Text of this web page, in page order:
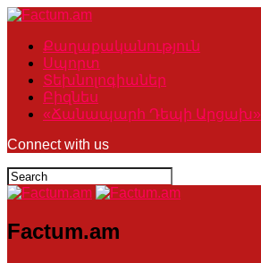
Քաղաքականություն
Սպորտ
Տեխնոլոգիաներ
Բիզնես
«Ճանապարհ Դեպի Արցախ»
Connect with us
Factum.am